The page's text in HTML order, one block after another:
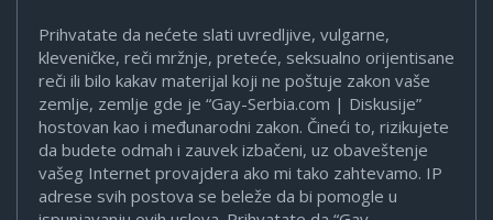
Prihvatate da nećete slati uvredljive, vulgarne,
kleveničke, reči mržnje, preteće, seksualno orijentisane
reči ili bilo kakav materijal koji ne poštuje zakon vaše
zemlje, zemlje gde je “Gay-Serbia.com | Diskusije”
hostovan kao i međunarodni zakon. Čineći to, rizikujete
da budete odmah i zauvek izbačeni, uz obaveštenje
vašeg Internet provajdera ako mi tako zahtevamo. IP
adrese svih postova se beleže da bi pomogle u